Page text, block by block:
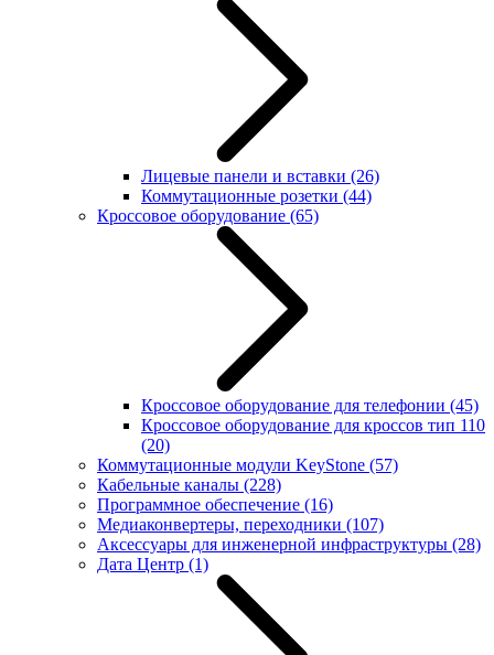
Лицевые панели и вставки (26)
Коммутационные розетки (44)
Кроссовое оборудование (65)
Кроссовое оборудование для телефонии (45)
Кроссовое оборудование для кроссов тип 110
(20)
Коммутационные модули KeyStone (57)
Кабельные каналы (228)
Программное обеспечение (16)
Медиаконвертеры, переходники (107)
Аксессуары для инженерной инфраструктуры (28)
Дата Центр (1)